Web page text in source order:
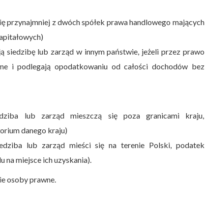
przynajmniej z dwóch spółek prawa handlowego mających
siedzibę lub zarząd w innym państwie, jeżeli przez prawo
i podlegają opodatkowaniu od całości dochodów bez
lub zarząd mieszczą się poza granicami kraju,
danego kraju)
lub zarząd mieści się na terenie Polski, podatek
na miejsce ich uzyskania).
osoby prawne.